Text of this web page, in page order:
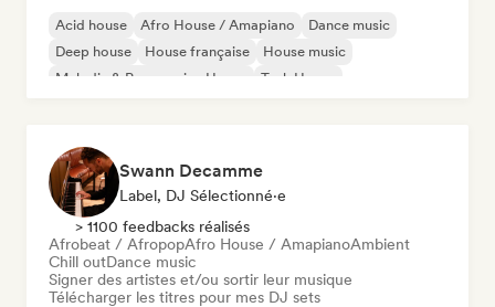
Acid house Afro House / Amapiano
Dance music
Deep house
House française
House music
Melodic & Progressive House
Tech House
Swann Decamme
Label, DJ Sélectionné·e
> 1100 feedbacks réalisés
Afrobeat / AfropopAfro House / AmapianoAmbient
Chill outDance music
Signer des artistes et/ou sortir leur musique
Télécharger les titres pour mes DJ sets